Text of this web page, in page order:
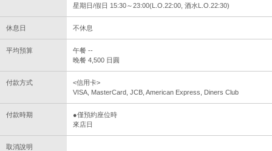
星期日/假日 15:30～23:00(L.O.22:00, 酒水L.O.22:30)
休息日 不休息
平均預算
午餐 --
晚餐 4,500 日圓
付款方式
<信用卡>
VISA, MasterCard, JCB, American Express, Diners Club
付款時期
●僅預約座位時
來店日
取消說明